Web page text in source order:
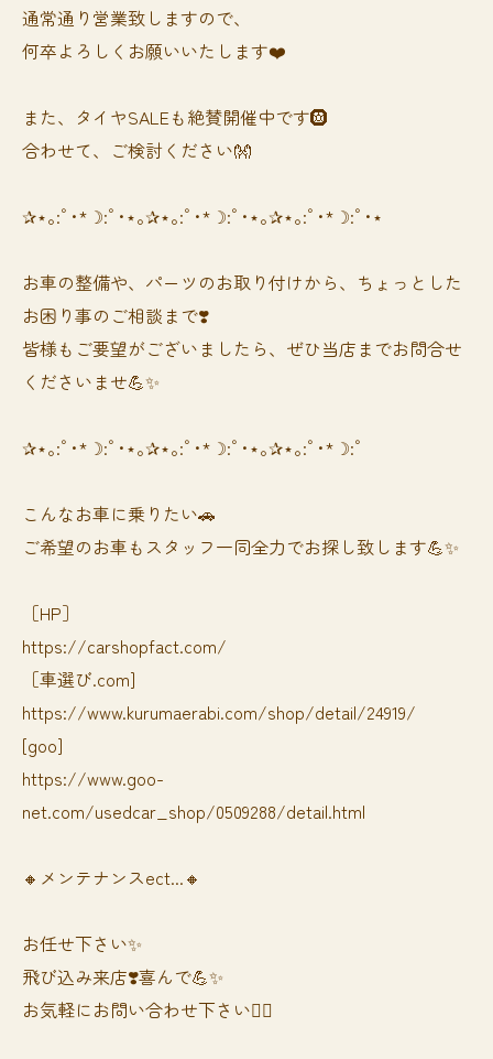
通常通り営業致しますので、
何卒よろしくお願いいたします❤️
また、タイヤSALEも絶賛開催中です🛞
合わせて、ご検討ください👐
✰⋆｡:ﾟ･*☽:ﾟ･⋆｡✰⋆｡:ﾟ･*☽:ﾟ･⋆｡✰⋆｡:ﾟ･*☽:ﾟ･⋆
お車の整備や、パーツのお取り付けから、ちょっとした
お困り事のご相談まで❣️
皆様もご要望がございましたら、ぜひ当店までお問合せ
くださいませ💪✨
✰⋆｡:ﾟ･*☽:ﾟ･⋆｡✰⋆｡:ﾟ･*☽:ﾟ･⋆｡✰⋆｡:ﾟ･*☽:ﾟ
⁡⁡⁡こんなお車に乗りたい🚗
ご希望のお車もスタッフ一同全力でお探し致します💪✨
［HP］
https://carshopfact.com/
［車選び.com]
https://www.kurumaerabi.com/shop/detail/24919/
[goo]
https://www.goo-
net.com/usedcar_shop/0509288/detail.html
🔸メンテナンスect...🔸
お任せ下さい✨
飛び込み来店❣️喜んで💪✨
お気軽にお問い合わせ下さい🙆‍♀️